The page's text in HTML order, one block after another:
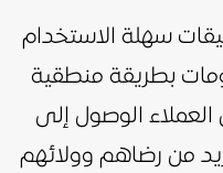
سهلة الاستخدام
بطريقة منطقية
الوصول إلى
من رضاهم وولائهم